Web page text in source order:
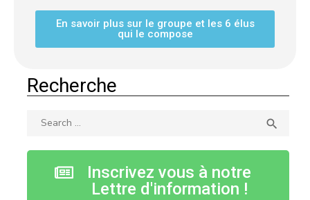
En savoir plus sur le groupe et les 6 élus
qui le compose
Recherche

Inscrivez vous à notre
Lettre d'information !